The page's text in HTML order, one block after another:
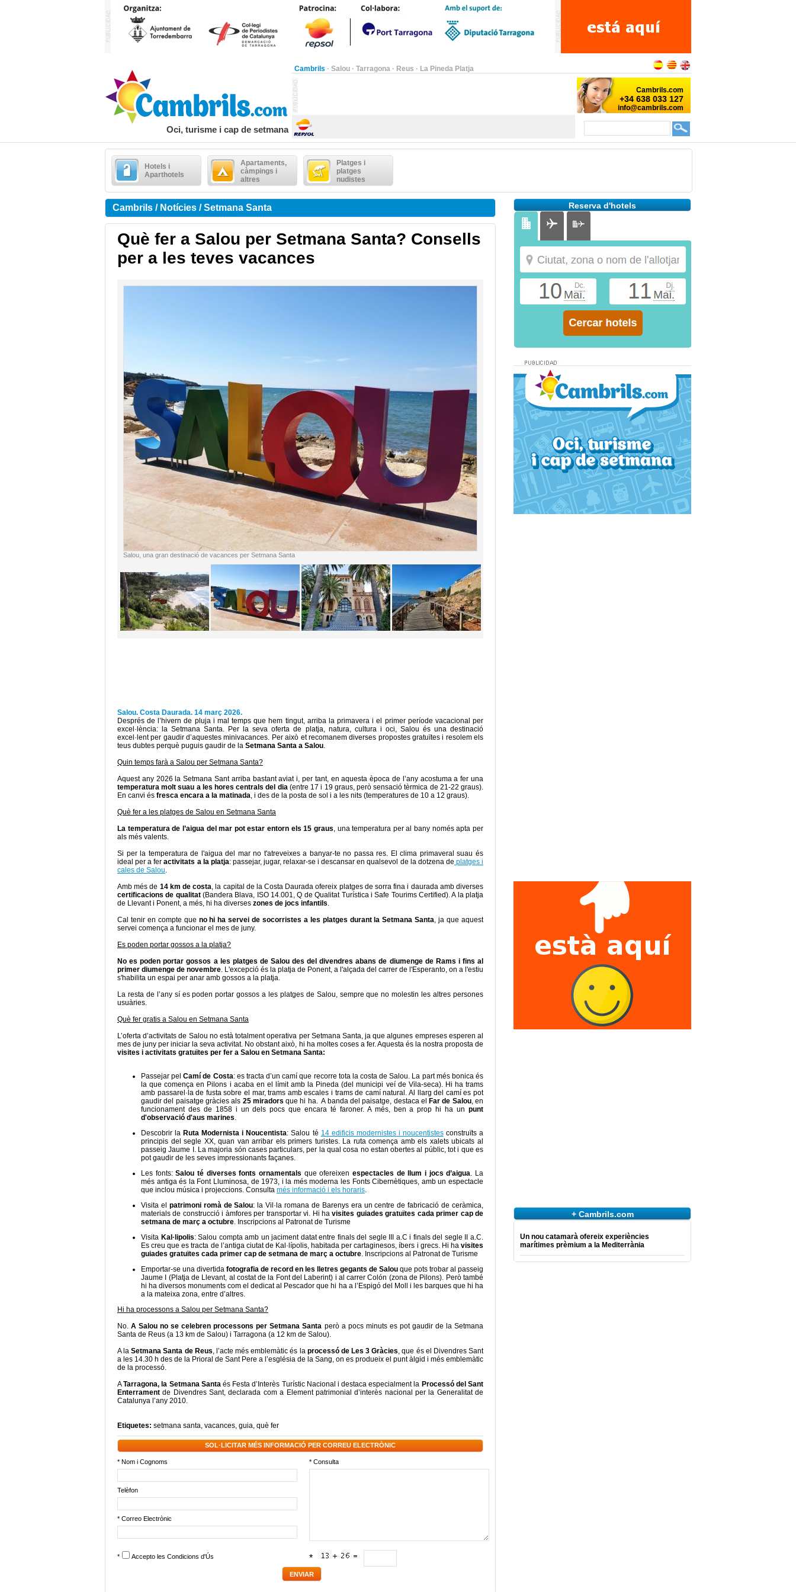
Cambrils · Salou · Tarragona · Reus · La Pineda Platja
Oci, turisme i cap de setmana
Hotels i
Aparthotels
Apartaments,
càmpings i
altres
Platges i
platges
nudistes
Cambrils / Notícies / Setmana Santa
Què fer a Salou per Setmana Santa? Consells
per a les teves vacances
Salou, una gran destinació de vacances per Setmana Santa
Salou. Costa Daurada. 14 març 2026.
Després de l’hivern de pluja i mal temps que hem tingut, arriba la primavera i el primer període vacacional per
excel·lència: la Setmana Santa. Per la seva oferta de platja, natura, cultura i oci, Salou és una destinació
excel·lent per gaudir d’aquestes minivacances. Per això et recomanem diverses propostes gratuïtes i resolem els
teus dubtes perquè puguis gaudir de la Setmana Santa a Salou.
Quin temps farà a Salou per Setmana Santa?
Aquest any 2026 la Setmana Sant arriba bastant aviat i, per tant, en aquesta època de l’any acostuma a fer una
temperatura molt suau a les hores centrals del dia(entre 17 i 19 graus, però sensació tèrmica de 21-22 graus).
En canvi és fresca encara a la matinada, i des de la posta de sol i a les nits (temperatures de 10 a 12 graus).
Què fer a les platges de Salou en Setmana Santa
La temperatura de l’aigua del mar pot estar entorn els 15 graus, una temperatura per al bany només apta per
als més valents.
Si per la temperatura de l'aigua del mar no t'atreveixes a banyar-te no passa res. El clima primaveral suau és
ideal per a fer activitats a la platja: passejar, jugar, relaxar-se i descansar en qualsevol de la dotzena de platges i
cales de Salou.
Amb més de 14 km de costa, la capital de la Costa Daurada ofereix platges de sorra fina i daurada amb diverses
certificacions de qualitat(Bandera Blava, ISO 14.001, Q de Qualitat Turística i Safe Tourims Certified). A la platja
de Llevant i Ponent, a més, hi ha diverses zones de jocs infantils.
Cal tenir en compte que no hi ha servei de socorristes a les platges durant la Setmana Santa, ja que aquest
servei comença a funcionar el mes de juny.
Es poden portar gossos a la platja?
No es poden portar gossos a les platges de Salou des del divendres abans de diumenge de Rams i fins al
primer diumenge de novembre. L'excepció és la platja de Ponent, a l'alçada del carrer de l'Esperanto, on a l'estiu
s'habilita un espai per anar amb gossos a la platja.
La resta de l’any sí es poden portar gossos a les platges de Salou, sempre que no molestin les altres persones
usuàries.
Què fer gratis a Salou en Setmana Santa
L’oferta d’activitats de Salou no està totalment operativa per Setmana Santa, ja que algunes empreses esperen al
mes de juny per iniciar la seva activitat. No obstant això, hi ha moltes coses a fer. Aquesta és la nostra proposta de
visites i activitats gratuïtes per fer a Salou en Setmana Santa:
Passejar pelCamí de Costa: es tracta d’un camí que recorre tota la costa de Salou. La part més bonica és
la que comença en Pilons i acaba en el límit amb la Pineda (del municipi veí de Vila-seca). Hi ha trams
amb passarel·la de fusta sobre el mar, trams amb escales i trams de camí natural. Al llarg del camí es pot
gaudir del paisatge gràcies als 25 miradors que hi ha. A banda del paisatge, destaca el Far de Salou, en
funcionament des de 1858 i un dels pocs que encara té faroner. A més, ben a prop hi ha un punt
d'observació d'aus marines.
Descobrir la Ruta Modernista i Noucentista: Salou té 14 edificis modernistes i noucentistesconstruïts a
principis del segle XX, quan van arribar els primers turistes. La ruta comença amb els xalets ubicats al
passeig Jaume I. La majoria són cases particulars, per la qual cosa no estan obertes al públic, tot i que es
pot gaudir de les seves impressionants façanes.
Les fonts:Salou té diverses fonts ornamentals que ofereixenespectacles de llum i jocs d’aigua. La
més antiga és la Font Lluminosa, de 1973, i la més moderna les Fonts Cibernètiques, amb un espectacle
que inclou música i projeccions. Consulta més informació i els horaris.
Visita el patrimoni romà de Salou: la Vil·la romana de Barenys era un centre de fabricació de ceràmica,
materials de construcció i àmfores per transportar vi. Hi havisites guiades gratuïtes cada primer cap de
setmana de març a octubre. Inscripcions al Patronat de Turisme
Visita Kal·lipolis: Salou compta amb un jaciment datat entre finals del segle III a.C i finals del segle II a.C.
Es creu que es tracta de l’antiga ciutat de Kal·lípolis, habitada per cartaginesos, íbers i grecs. Hi ha visites
guiades gratuïtes cada primer cap de setmana de març a octubre. Inscripcions al Patronat de Turisme
Emportar-se una divertida fotografia de record en les lletres gegants de Salou que pots trobar al passeig
Jaume I (Platja de Llevant, al costat de la Font del Laberint) i al carrer Colón (zona de Pilons). Però també
hi ha diversos monuments com el dedicat al Pescador que hi ha a l’Espigó del Moll i les barques que hi ha
a la mateixa zona, entre d’altres.
Hi ha processons a Salou per Setmana Santa?
No.A Salou no se celebren processons per Setmana Santa però a pocs minuts es pot gaudir de la Setmana
Santa de Reus (a 13 km de Salou) i Tarragona (a 12 km de Salou).
A laSetmana Santa de Reus, l’acte més emblemàtic és la processó de Les 3 Gràcies, que és el Divendres Sant
a les 14.30 h des de la Prioral de Sant Pere a l’església de la Sang, on es produeix el punt àlgid i més emblemàtic
de la processó.
ATarragona, la Setmana Santaés Festa d’Interès Turístic Nacional i destaca especialment la Processó del Sant
Enterramentde Divendres Sant, declarada com a Element patrimonial d’interès nacional per la Generalitat de
Catalunya l’any 2010.
Etiquetes: setmana santa, vacances, guia, què fer
SOL·LICITAR MÉS INFORMACIÓ PER CORREU ELECTRÒNIC
* Nom i Cognoms * Consulta
Telèfon
* Correo Electrònic
* Accepto les Condicions d'Ús *
Reserva d'hotels
+ Cambrils.com
Un nou catamarà ofereix experiències
marítimes prèmium a la Mediterrània